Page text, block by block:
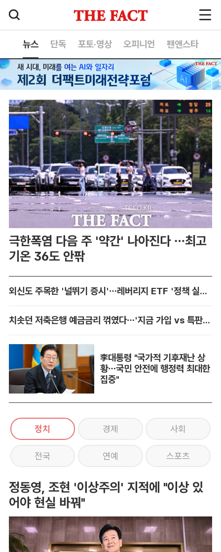
뉴스 단독 포토·영상 오피니언 팬앤스타
극한폭염 다음 주 '약간' 나아진다 …최고
기온 36도 안팎
외신도 주목한 '널뛰기 증시'…레버리지 ETF '정책 실패' 책임론 공방
치솟던 저축은행 예금금리 꺾였다…'지금 가입 vs 특판 대기' 셈법 복잡
李대통령 "국가적 기후재난 상
황…국민 안전에 행정력 최대한
집중"
정치 경제 사회
전국 연예 스포츠
정동영, 조현 '이상주의' 지적에 "이상 있
어야 현실 바꿔"